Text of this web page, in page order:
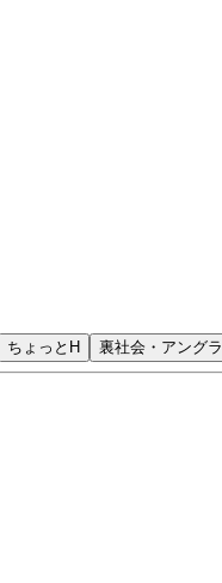
ちょっとH 裏社会・アングラ